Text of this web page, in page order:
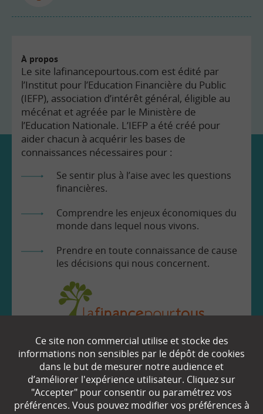
À propos
Le site lafinancepourtous.com est édité par
l’Institut pour l’Education Financière du Public
(IEFP), association d’intérêt général, éligible au
mécénat et agréée par le Ministère de
l’Education Nationale. L’IEFP a été créé pour
aider chacun à acquérir les bases de
connaissances nécessaires pour :
Se sentir plus à l’aise avec les questions
financières.
Comprendre les enjeux économiques du
monde dans lequel nous vivons.
Prendre en toute connaissance de cause
les décisions qui nous concernent.
EN SAVOIR
Qui sommes-nous ?
Ce site non commercial utilise et stocke des
informations non sensibles par le dépôt de cookies
dans le but de mesurer notre audience et
d’améliorer l'expérience utilisateur. Cliquez sur
"Accepter" pour consentir ou paramétrez vos
préférences. Vous pouvez modifier vos préférences à